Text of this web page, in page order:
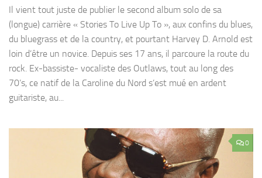
Il vient tout juste de publier le second album solo de sa
(longue) carrière « Stories To Live Up To », aux confins du blues,
du bluegrass et de la country, et pourtant Harvey D. Arnold est
loin d’être un novice. Depuis ses 17 ans, il parcoure la route du
rock. Ex-bassiste- vocaliste des Outlaws, tout au long des
70’s, ce natif de la Caroline du Nord s’est mué en ardent
guitariste, au...
0